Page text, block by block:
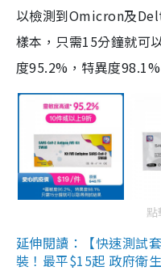
以檢測到Omicron及
樣本，只需15分鐘就可
度95.2%，特異度98.1%
延伸閱讀：【快速測試
裝！最平$15起 政府衛